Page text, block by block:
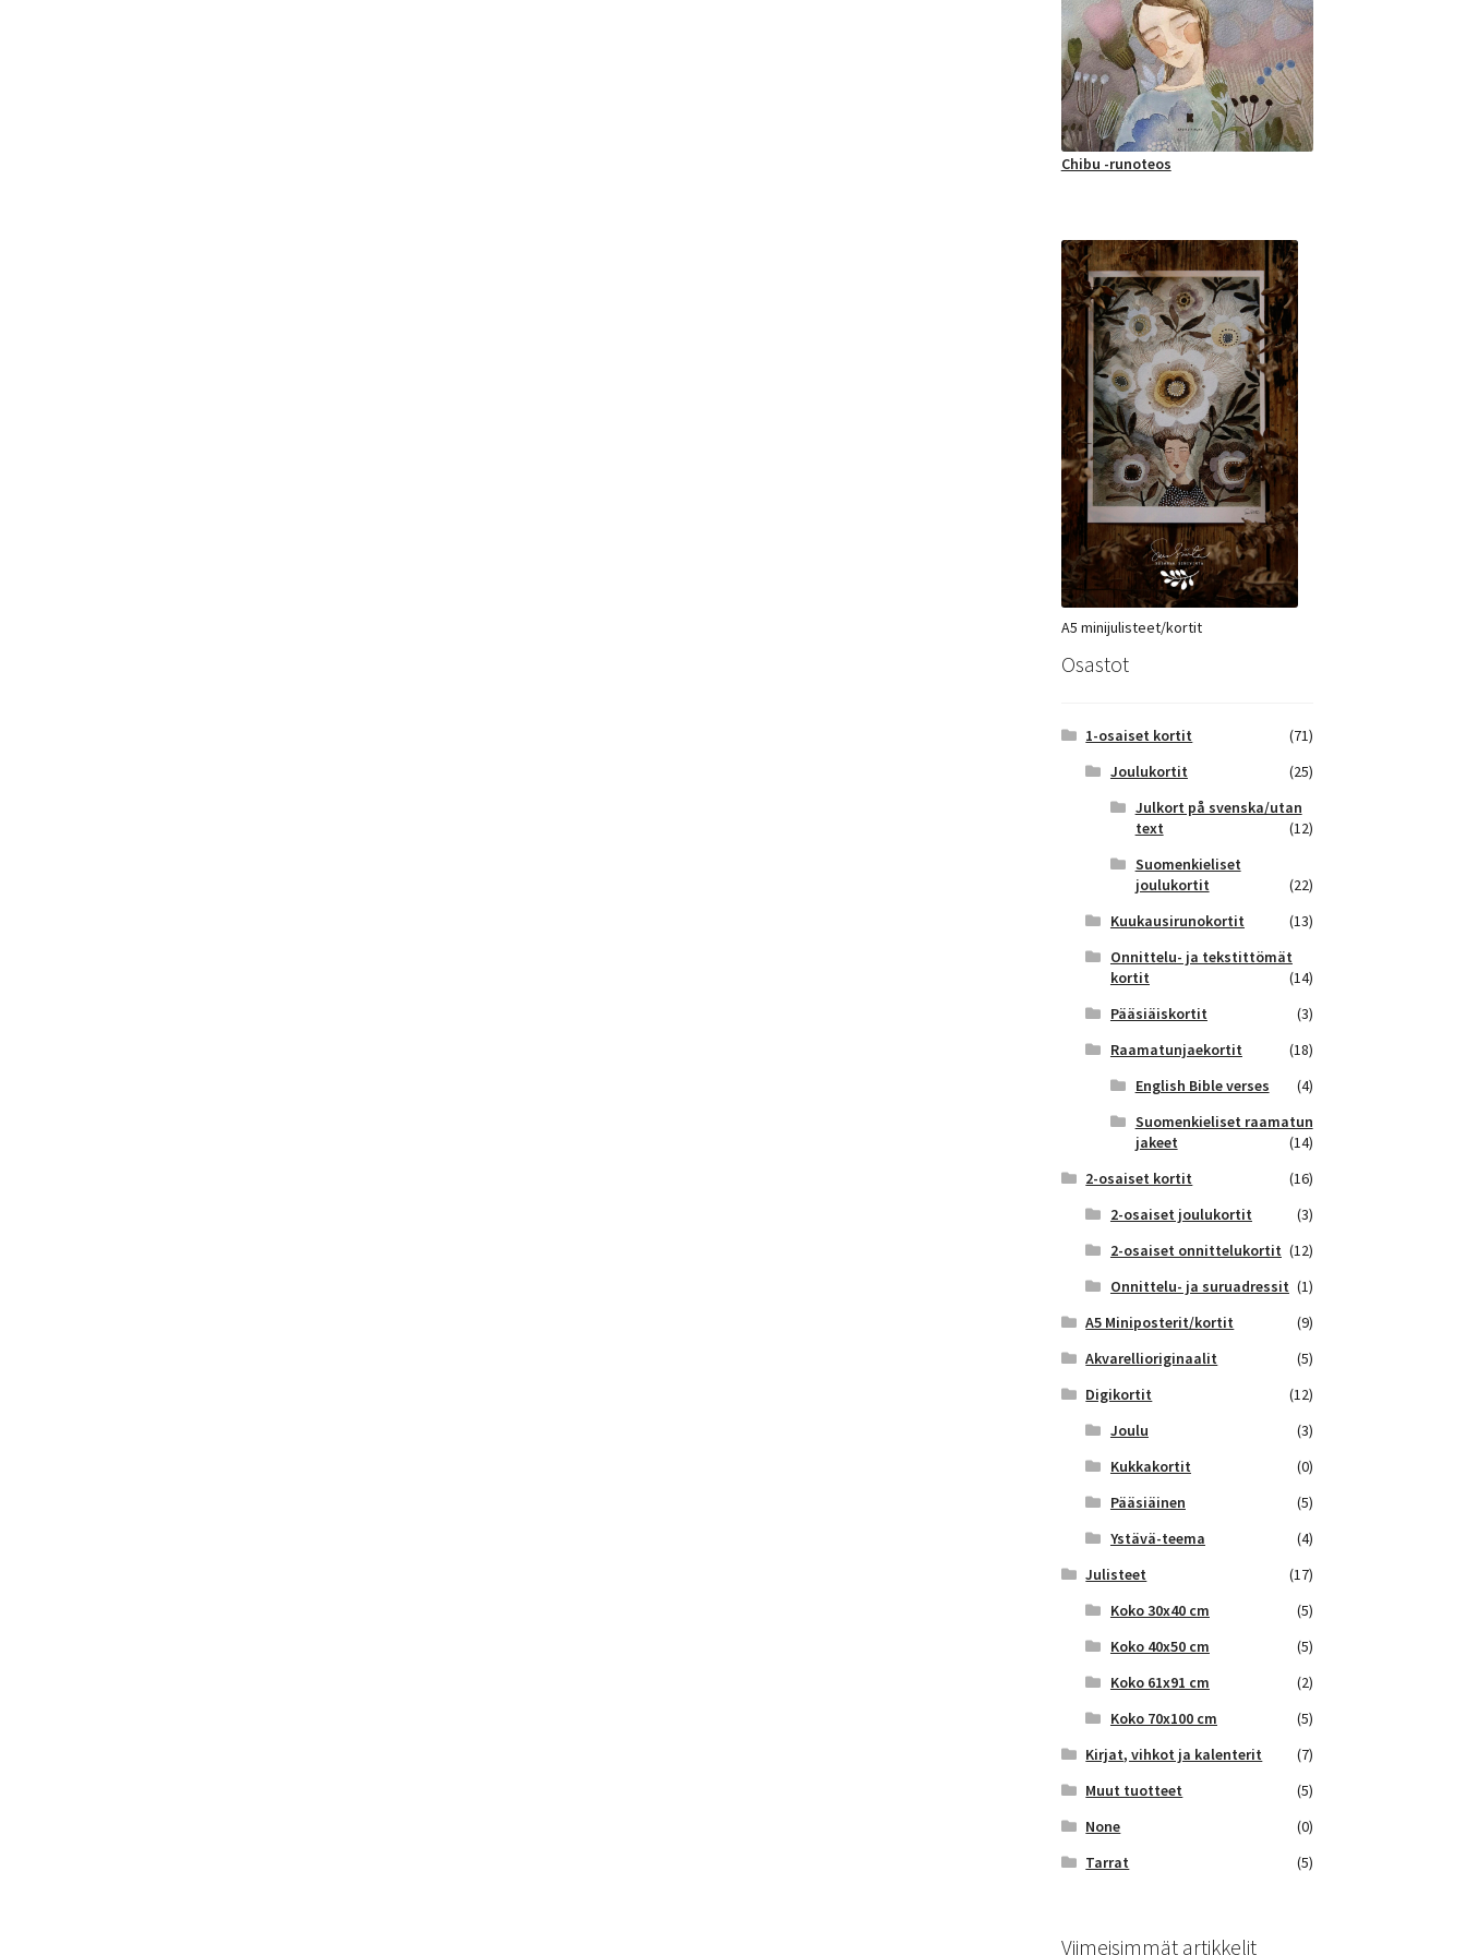
Chibu -runoteos
A5 minijulisteet/kortit
Osastot
1-osaiset kortit
(71)
Joulukortit
(25)
Julkort på svenska/utan
text
(12)
Suomenkieliset
joulukortit
(22)
Kuukausirunokortit
(13)
Onnittelu- ja tekstittömät
kortit
(14)
Pääsiäiskortit
(3)
Raamatunjaekortit
(18)
English Bible verses
(4)
Suomenkieliset raamatun
jakeet
(14)
2-osaiset kortit
(16)
2-osaiset joulukortit
(3)
2-osaiset onnittelukortit (12)
Onnittelu- ja suruadressit (1)
A5 Miniposterit/kortit
(9)
Akvarellioriginaalit
(5)
Digikortit
(12)
Joulu
(3)
Kukkakortit
(0)
Pääsiäinen
(5)
Ystävä-teema
(4)
Julisteet
(17)
Koko 30x40 cm
(5)
Koko 40x50 cm
(5)
Koko 61x91 cm
(2)
Koko 70x100 cm
(5)
Kirjat, vihkot ja kalenterit
(7)
Muut tuotteet
(5)
None
(0)
Tarrat
(5)
Viimeisimmät artikkelit